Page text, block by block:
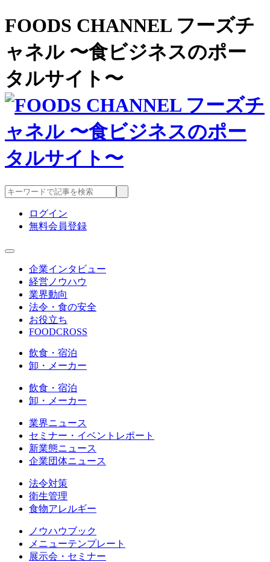
FOODS CHANNEL フーズチ
ャネル 〜食ビジネスのポー
タルサイト〜
ログイン
無料会員登録
企業インタビュー
経営ノウハウ
業界動向
法令・食の安全
お役立ち
FOODCROSS
飲食・宿泊
卸・メーカー
飲食・宿泊
卸・メーカー
業界ニュース
セミナー・イベントレポート
新業態ニュース
企業団体ニュース
法令対策
衛生管理
食物アレルギー
ノウハウブック
メニューテンプレート
展示会・セミナー